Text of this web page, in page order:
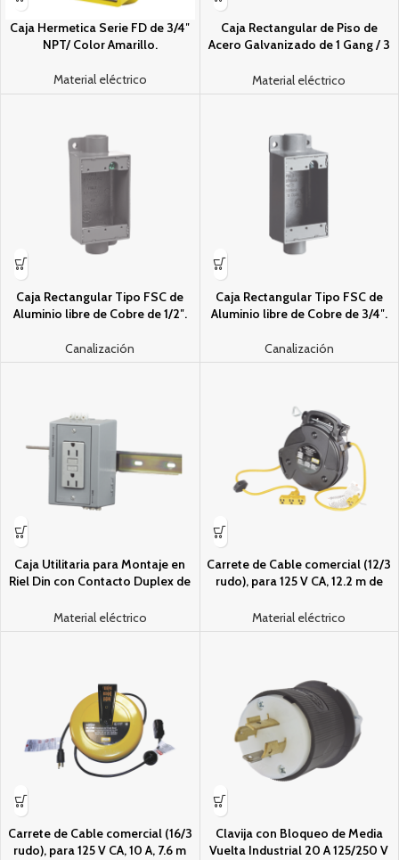
Caja Hermetica Serie FD de 3/4″
NPT/ Color Amarillo.
Material eléctrico
Caja Rectangular de Piso de
Acero Galvanizado de 1 Gang / 3
y 2 Entradas 3/4″-1 1/4″.
Material eléctrico
Caja Rectangular Tipo FSC de
Aluminio libre de Cobre de 1/2″.
Canalización
Caja Rectangular Tipo FSC de
Aluminio libre de Cobre de 3/4″.
Canalización
Caja Utilitaria para Montaje en
Riel Din con Contacto Duplex de
Material eléctrico
Carrete de Cable comercial (12/3
rudo), para 125 V CA, 12.2 m de
Material eléctrico
Carrete de Cable comercial (16/3
rudo), para 125 V CA, 10 A, 7.6 m
Clavija con Bloqueo de Media
Vuelta Industrial 20 A 125/250 V